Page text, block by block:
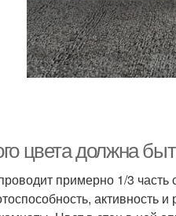
цвета должна
примерно 1/3
активность